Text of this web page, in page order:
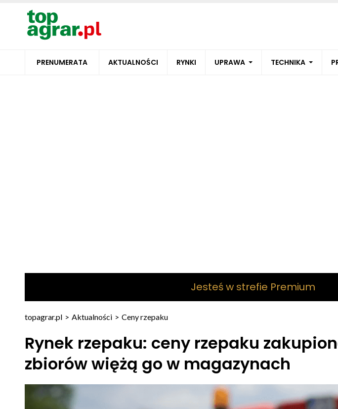
PRENUMERATA AKTUALNOŚCI RYNKI UPRAWA TECHNIKA
Jesteś w strefie Premium
topagrar.pl > Aktualności > Ceny rzepaku
Rynek rzepaku: ceny rzepaku
zbiorów więżą go w magazynach